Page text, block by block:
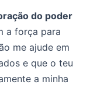
do poder
a força para
me ajude em
e que o teu
a minha